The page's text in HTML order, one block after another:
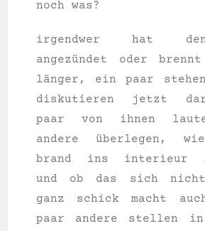
noch was?
irgend­wer hat
angezündet oder
länger, ein paar
dis­ku­tie­ren jetzt
paar von ihnen
ande­re überlegen,
brand ins inte­ri­eur
und ob das sich nicht
ganz schick macht
paar ande­re stel­len